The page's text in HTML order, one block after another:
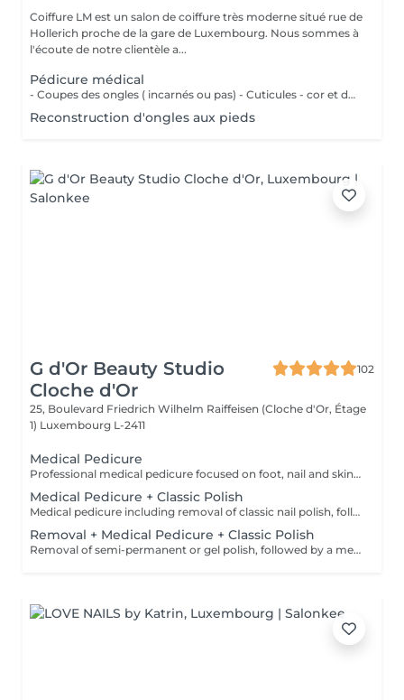
Coiffure LM est un salon de coiffure très moderne situé rue de
Hollerich proche de la gare de Luxembourg. Nous sommes à
l'écoute de notre clientèle a...
Pédicure médical
- Coupes des ongles ( incarnés ou pas) - Cuticules - cor et durillons - Petit massage - Pose de vernis semi-permanent couleur ( Si vous voulez une french, veuillez svp cocher l'onglet french en plus)
Reconstruction d'ongles aux pieds
G d'Or Beauty Studio
Cloche d'Or
102
25, Boulevard Friedrich Wilhelm Raiffeisen (Cloche d'Or, Étage
1) Luxembourg L-2411
Medical Pedicure
Professional medical pedicure focused on foot, nail and skin health, including treatment of ingrown nails, corns, calluses and hard skin. No polish application.
Medical Pedicure + Classic Polish
Medical pedicure including removal of classic nail polish, followed by application of classic nail polish. Suitable for clients seeking a medical treatment with a classic finish.
Removal + Medical Pedicure + Classic Polish
Removal of semi-permanent or gel polish, followed by a medical pedicure and application of new semi-permanent polish on the toenails. Recommended when semi-permanent polish is already present.